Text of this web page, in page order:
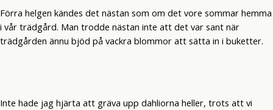
Förra helgen kändes det nästan som om det vore sommar hemma
i vår trädgård. Man trodde nästan inte att det var sant när
trädgården ännu bjöd på vackra blommor att sätta in i buketter.
Inte hade jag hjärta att gräva upp dahliorna heller, trots att vi